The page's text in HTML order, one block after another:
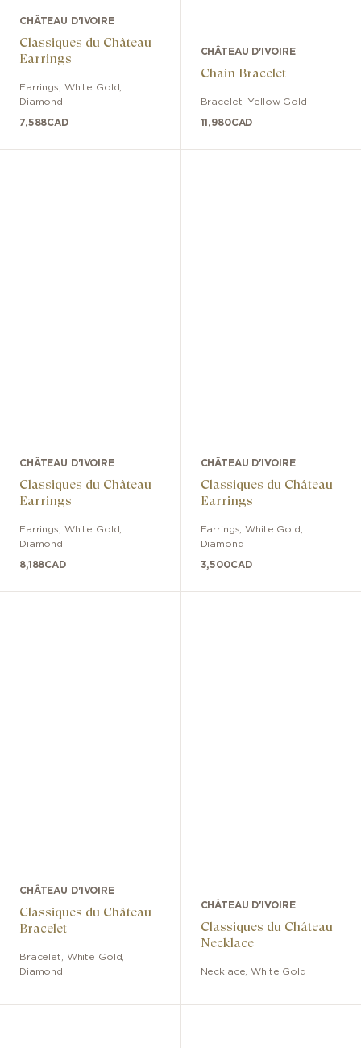
CHÂTEAU D'IVOIRE
Classiques du Château
Earrings
Earrings White Gold
Diamond
7,588CAD
CHÂTEAU D'IVOIRE
Chain Bracelet
Bracelet Yellow Gold
11,980CAD
CHÂTEAU D'IVOIRE
Classiques du Château
Earrings
Earrings White Gold
Diamond
8,188CAD
CHÂTEAU D'IVOIRE
Classiques du Château
Earrings
Earrings ,White Gold
Diamond
3,500CAD
CHÂTEAU D'IVOIRE
Classiques du Château
Bracelet
Bracelet White Gold
Diamond
CHÂTEAU D'IVOIRE
Classiques du Château
Necklace
Necklace ,White Gold